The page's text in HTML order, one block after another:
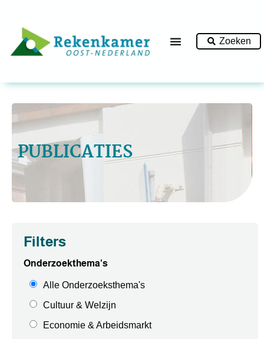
Zoeken
PUBLICATIES
Filters
Onderzoekthema's
Alle Onderzoeksthema's
Cultuur & Welzijn
Economie & Arbeidsmarkt